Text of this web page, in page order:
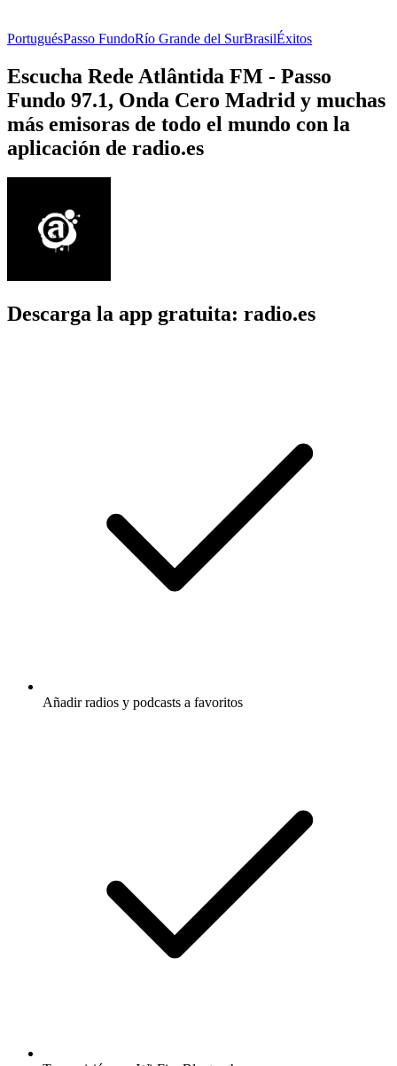
PortuguésPasso FundoRío Grande del SurBrasilÉxitos
Escucha Rede Atlântida FM - Passo
Fundo 97.1, Onda Cero Madrid y muchas
más emisoras de todo el mundo con la
aplicación de radio.es
Descarga la app gratuita: radio.es
Añadir radios y podcasts a favoritos